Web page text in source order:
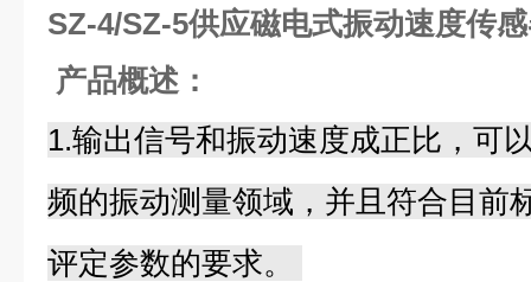
SZ-4/SZ-5供应磁电式振动速度传
产品概述：
1.输出信号和振动速度成正比，可
频的振动测量领域，并且符合目前
评定参数的要求。